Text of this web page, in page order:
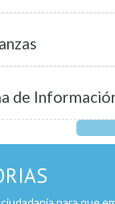
de